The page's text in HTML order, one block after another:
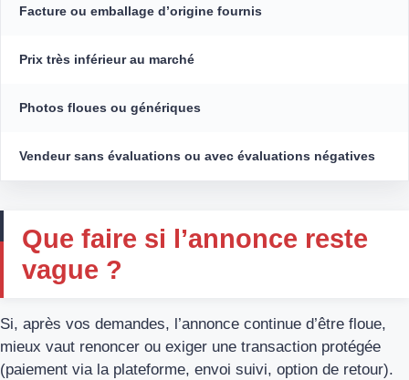
Facture ou emballage d’origine fournis
Prix très inférieur au marché
Photos floues ou génériques
Vendeur sans évaluations ou avec évaluations négatives
Que faire si l’annonce reste
vague ?
Si, après vos demandes, l’annonce continue d’être floue,
mieux vaut renoncer ou exiger une transaction protégée
(paiement via la plateforme, envoi suivi, option de retour).